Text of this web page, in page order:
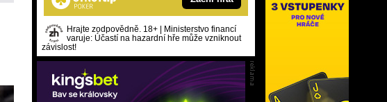
Hrajte zodpovědně. 18+ | Ministerstvo financí
varuje: Účastí na hazardní hře může vzniknout
závislost!